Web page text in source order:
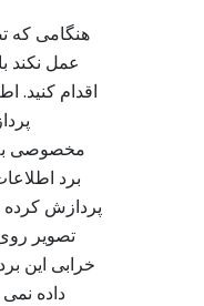
هنگامی که
عمل نکند
اقدام کنید.
مخصوصی به
برد
پردازش کرده
تصویر
خرابی این
داده